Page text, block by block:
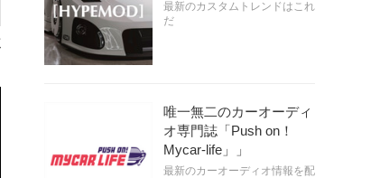
最新のカスタムトレンドはこれ
だ
唯一無二のカーオーディ
オ専門誌「Push on！
Mycar-life」」
最新のカーオーディオ情報を配